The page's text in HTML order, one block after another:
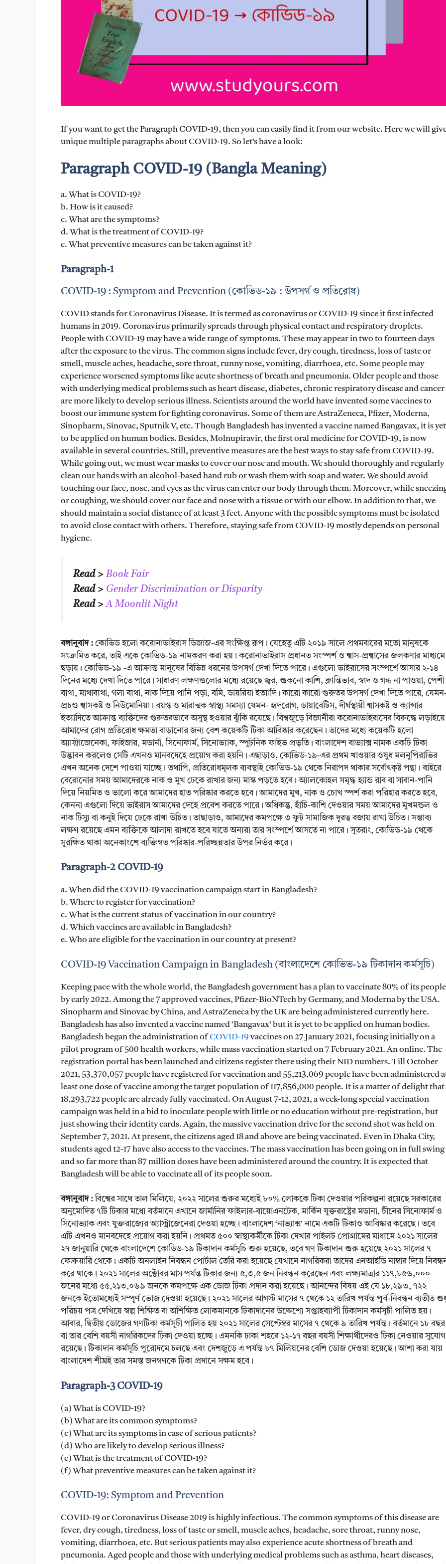
If you want to get the Paragraph COVID-19, then you can easily find it from our website. Here we will
unique multiple paragraphs about COVID-19. So let’s have a look:
Paragraph COVID-19 (Bangla Meaning)
a. What is COVID-19?
b. How is it caused?
c. What are the symptoms?
d. What is the treatment of COVID-19?
e. What preventive measures can be taken against it?
Paragraph-1
COVID-19 : Symptom and Prevention (কোভিড-১৯ : উপসর্গ ও প্রতিরোধ)
COVID stands for Coronavirus Disease. It is termed as coronavirus or COVID-19 since it first infected
humans in 2019. Coronavirus primarily spreads through physical contact and respiratory droplets.
People with COVID-19 may have a wide range of symptoms. These may appear in two to fourteen days
after the exposure to the virus. The common signs include fever, dry cough, tiredness, loss of taste or
smell, muscle aches, headache, sore throat, runny nose, vomiting, diarrhoea, etc. Some people may
experience worsened symptoms like acute shortness of breath and pneumonia. Older people and those
with underlying medical problems such as heart disease, diabetes, chronic respiratory disease and cancer
are more likely to develop serious illness. Scientists around the world have invented some vaccines to
boost our immune system for fighting coronavirus. Some of them are AstraZeneca, Pfizer, Moderna,
Sinopharm, Sinovac, Sputnik V, etc. Though Bangladesh has invented a vaccine named Bangavax, it is yet
to be applied on human bodies. Besides, Molnupiravir, the first oral medicine for COVID-19, is now
available in several countries. Still, preventive measures are the best ways to stay safe from COVID-19.
While going out, we must wear masks to cover our nose and mouth. We should thoroughly and regularly
clean our hands with an alcohol-based hand rub or wash them with soap and water. We should avoid
touching our face, nose, and eyes as the virus can enter our body through them. Moreover, while
or coughing, we should cover our face and nose with a tissue or with our elbow. In addition to that, we
should maintain a social distance of at least 3 feet. Anyone with the possible symptoms must be isolated
to avoid close contact with others. Therefore, staying safe from COVID-19 mostly depends on personal
hygiene.
Read >Book Fair
Read > Gender Discrimination or Disparity
Read > A Moonlit Night
বঙ্গানুবাদ : কোভিড হলো করোনাভাইরাস ডিজাজ-এর সংক্ষিপ্ত রূপ। যেহেতু এটি ২০১৯ সালে প্রথমবারের মতো মানুষকে
সংক্রমিত করে, তাই একে কোভিড-১৯ নামকরণ করা হয়। করোনাভাইরাস প্রধানত সংস্পর্শ ও শ্বাস-প্রশ্বাসের জলকণার মাধ্যমে
ছড়ায়। কোভিড-১৯ -এ আক্রান্ত মানুষের বিভিন্ন ধরনের উপসর্গ দেখা দিতে পারে। এগুলো ভাইরাসের সংস্পর্শে আসার ২-১৪
দিনের মধ্যে দেখা দিতে পারে। সাধারণ লক্ষণগুলোর মধ্যে রয়েছে জ্বর, শুকনো কাশি, ক্লান্তিভাব, স্বাদ ও গন্ধ না পাওয়া, পেশী
ব্যথা, মাথাব্যথা, গলা ব্যথা, নাক দিয়ে পানি পড়া, বমি, ডায়রিয়া ইত্যাদি। কারো কারো গুরুতর উপসর্গ দেখা দিতে পারে,
প্রচণ্ড শ্বাসকষ্ট ও নিউমোনিয়া। বয়স্ক ও মারাত্মক স্বাস্থ্য সমস্যা যেমন- হৃদরোগ, ডায়াবেটিস, দীর্ঘস্থায়ী শ্বাসকষ্ট ও ক্যান্সার
ইত্যাদিতে আক্রান্ত ব্যক্তিদের গুরুতরভাবে অসুস্থ হওয়ার ঝুঁকি রয়েছে। বিশ্বজুড়ে বিজ্ঞানীরা করোনাভাইরাসের বিরুদ্ধে লড়াইয়ে
আমাদের রোগ প্রতিরোধ ক্ষমতা বাড়ানোর জন্য বেশ কয়েকটি টিকা আবিষ্কার করেছেন। তাদের মধ্যে কয়েকটি হলো
অ্যাস্ট্রাজেনেকা, ফাইজার, মডার্না, সিনোফার্ম, সিনোভ্যাক, স্পুটনিক ফাইভ প্রভৃতি। বাংলাদেশ বাভ্যাক্স নামক একটি টিকা
উদ্ভাবন করলেও সেটি এখনও মানবদেহে প্রয়োগ করা হয়নি। এছাড়াও, কোভিড-১৯-এর প্রথম খাওয়ার ওষুধ মলনুপিরাভির
এখন অনেক দেশে পাওয়া যাচ্ছে। তথাপি, প্রতিরোধমূলক ব্যবস্থাই কোভিড-১৯ থেকে নিরাপদ থাকার সর্বোৎকৃষ্ট পন্থা। বাইরে
বেরোনোর সময় আমাদেরকে নাক ও মুখ ঢেকে রাখার জন্য মাস্ক পড়তে হবে। অ্যালকোহল সমৃদ্ধ হ্যান্ড রাব বা সাবান-পানি
দিয়ে নিয়মিত ও ভালো করে আমাদের হাত পরিষ্কার করতে হবে। আমাদের মুখ, নাক ও চোখ স্পর্শ করা পরিহার করতে হবে,
কেননা এগুলো দিয়ে ভাইরাস আমাদের দেহে প্রবেশ করতে পারে। অধিকন্তু, হাঁচি-কাশি দেওয়ার সময় আমাদের মুখমন্ডল ও
নাক টিস্যু বা কনুই দিয়ে ঢেকে রাখা উচিত। তাছাড়াও, আমাদের কমপক্ষে ৩ ফুট সামাজিক দূরত্ব বজায় রাখা উচিত। সম্ভাব্য
লক্ষণ রয়েছে এমন ব্যক্তিকে আলাদা রাখতে হবে যাতে অন্যরা তার সংস্পর্শে আসতে না পারে। সুতরাং, কোভিড-১৯ থেকে
সুরক্ষিত থাকা অনেকাংশে ব্যক্তিগত পরিষ্কার-পরিচ্ছন্নতার উপর নির্ভর করে।
Paragraph-2 COVID-19
a. When did the COVID-19 vaccination campaign start in Bangladesh?
b. Where to register for vaccination?
c. What is the current status of vaccination in our country?
d. Which vaccines are available in Bangladesh?
e. Who are eligible for the vaccination in our country at present?
COVID-19 Vaccination Campaign in Bangladesh (বাংলাদেশে কোভিভ-১৯ টিকাদান কর্মসূচি)
Keeping pace with the whole world, the Bangladesh government has a plan to vaccinate 80% of its people
by early 2022. Among the 7 approved vaccines, Pfizer-BioNTech by Germany, and Moderna by the USA.
Sinopharm and Sinovac by China, and AstraZeneca by the UK are being administered currently here.
Bangladesh has also invented a vaccine named ‘Bangavax’ but it is yet to be applied on human bodies.
Bangladesh began the administration ofCOVID-19vaccines on 27 January 2021, focusing initially on a
pilot program of 500 health workers, while mass vaccination started on 7 February 2021. An online. The
registration portal has been launched and citizens register there using their NID numbers. Till October
2021, 53,370,057 people have registered for vaccination and 55,213,069 people have been administered
least one dose of vaccine among the target population of 117,856,000 people. It is a matter of delight that
18,293,722 people are already fully vaccinated. On August 7-12, 2021, a week-long special vaccination
campaign was held in a bid to inoculate people with little or no education without pre-registration, but
just showing their identity cards. Again, the massive vaccination drive for the second shot was held on
September 7, 2021. At present, the citizens aged 18 and above are being vaccinated. Even in Dhaka City,
students aged 12-17 have also access to the vaccines. The mass vaccination has been going on in full swing
and so far more than 87 million doses have been administered around the country. It is expected that
Bangladesh will be able to vaccinate all of its people soon.
বঙ্গানুবাদ :বিশ্বের সাথে তাল মিলিয়ে, ২০২২ সালের শুরুর মধ্যেই ৮০% লোককে টিকা দেওয়ার পরিকল্পনা রয়েছে সরকারের
অনুমোদিত ৭টি টিকার মধ্যে বর্তমানে এখানে জার্মানির ফাইলার-বায়োএনটেক, মার্কিন যুক্তরাষ্ট্রের মডানা, চীনের সিনোফার্ম ও
সিনোভ্যাক এবং যুক্তরাজ্যের অ্যাস্ট্রাজেনেরা দেওয়া হচ্ছে। বাংলাদেশ ‘নাভ্যাক্স’ নামে একটি টিকাও আবিষ্কার করেছে। তবে
এটি এখনও মানবদেহে প্রয়োগ করা হয়নি। প্রথমত ৫০০ স্বাস্থ্যকর্মীকে টিকা দেখার পাইলট প্রোগ্রামের মাধ্যমে ২০২১ সালের
২৭ জানুয়ারি থেকে বাংলাদেশে কোডিড-১৯ টিকাদান কর্মসূচি শুরু হয়েছে, তবে গণ টিকাদান শুরু হয়েছে ২০২১ সালের ৭
ফেব্রুয়ারি থেকে। একটি অনলাইন নিবন্ধন পোর্টাল তৈরি করা হয়েছে যেখানে নাগরিকরা তাদের এনআইডি নাম্বার দিয়ে
করে থাকে। ২০২১ সালের অক্টোবর মাস পর্যন্ত টিকার জন্য ৫,৩,৫ জন নিবন্ধন করেছেন এবং লক্ষ্যমাত্রার ১১৭,৮৫৬,০০০
জনের মধ্যে ৫৫,২১৩,০৬৯ জনকে কমপক্ষে এক ডোজ টিকা প্রদান করা হয়েছে। আনন্দের বিষয় এই যে ১৮,২৯৩, ৭২২
জনকে ইতোমধ্যেই সম্পূর্ণ ভোজ দেওয়া হয়েছে। ২০২১ সালের আগস্ট মাসের ৭ থেকে ১২ তারিখ পর্যন্ত পূর্ব-নিবন্ধন ব্যতীত
পরিচয় পত্র দেখিয়ে স্বল্প শিক্ষিত বা অশিক্ষিত লোকমানকে টিকাদানের উদ্দেশ্যে সপ্তাহব্যাপী টিকাদান কর্মসূচী পালিত হয়।
আবার, দ্বিতীয় ডোজের গণটিকা কর্মসূচী পালিত হয় ২০২১ সালের সেপ্টেম্বর মাসের ৭ থেকে ৯ তারিখ পর্যন্ত। বর্তমানে ১৮ বছর
বা তার বেশি বয়সী নাগরিকদের টিকা দেওয়া হচ্ছে। এমনকি ঢাকা শহরে ১২-১৭ বছর বয়সী শিক্ষার্থীদেরও টিকা নেওয়ার সুযোগ
রয়েছে। টিকাদান কর্মসূচি পুরোদমে চলছে এবং দেশজুড়ে এ পর্যন্ত ৮৭ মিলিয়নের বেশি ডোজ দেওয়া হয়েছে। আশা করা যায়
বাংলাদেশ শীঘ্রই তার সমস্ত জনগণকে টিকা প্রদানে সক্ষম হবে।
Paragraph-3 COVID-19
(a) What is COVID-19?
(b) What are its common symptoms?
(c) What are its symptoms in case of serious patients?
(d) Who are likely to develop serious illness?
(e) What is the treatment of COVID-19?
(f) What preventive measures can be taken against it?
COVID-19: Symptom and Prevention
COVID-19 or Coronavirus Disease 2019 is highly infectious. The common symptoms of this disease are
fever, dry cough, tiredness, loss of taste or smell, muscle aches, headache, sore throat, runny nose,
vomiting, diarrhoea, etc. But serious patients may also experience acute shortness of breath and
pneumonia. Aged people and those with underlying medical problems such as asthma, heart diseases,